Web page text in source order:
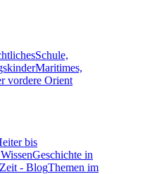
Schule,
Maritimes,
vordere Orient
bis
Geschichte in
- BlogThemen im